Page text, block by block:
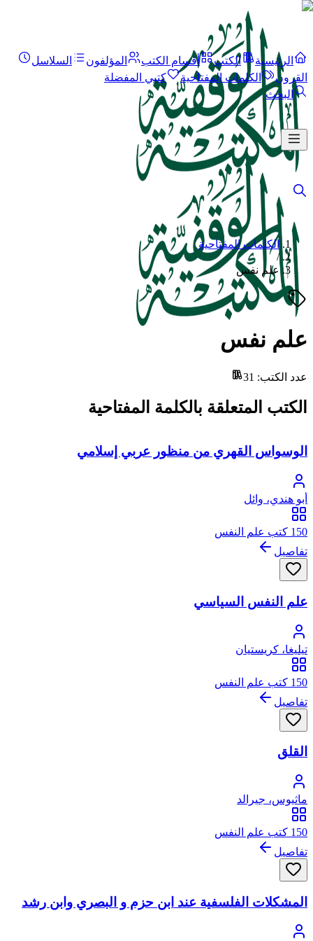
الرئيسية الكتب أقسام الكتب المؤلفون
السلاسل
القرون
الكلمات المفتاحية
كتبي المفضلة
البحث
الكلمات المفتاحية
/
علم نفس
علم نفس
عدد الكتب:
31
الكتب المتعلقة بالكلمة المفتاحية
الوسواس القهري من منظور عربي إسلامي
أبو هندي، وائل
150 كتب علم النفس
تفاصيل
علم النفس السياسي
تيليغا، كريستيان
150 كتب علم النفس
تفاصيل
القلق
ماثيوس، جيرالد
150 كتب علم النفس
تفاصيل
المشكلات الفلسفية عند ابن حزم و البصري وابن رشد